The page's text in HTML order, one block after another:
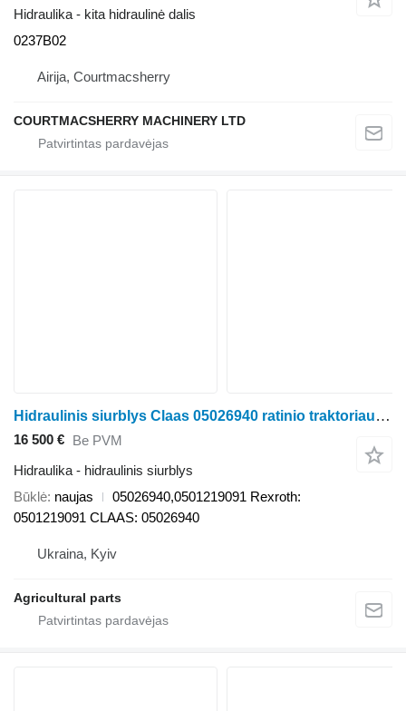
Hidraulika - kita hidraulinė dalis
0237B02
Airija, Courtmacsherry
COURTMACSHERRY MACHINERY LTD
Hidraulinis siurblys Claas 05026940 ratinio traktoriaus Claas Xerion/Axion/CLAAS
16 500 € Be PVM
Hidraulika - hidraulinis siurblys
Būklė naujas
05026940,0501219091 Rexroth:
0501219091 CLAAS: 05026940
Ukraina, Kyiv
Agricultural parts